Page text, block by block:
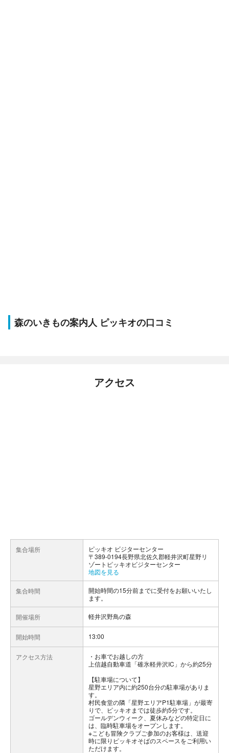
森のいきもの案内人 ピッキオの口コミ
アクセス
集合場所
ピッキオ ビジターセンター
〒389-0194長野県北佐久郡軽井沢町星野リ
ゾートピッキオビジターセンター
地図を見る
集合時間
開始時間の15分前までに受付をお願いいたし
ます。
開催場所 軽井沢野鳥の森
開始時間 13:00
アクセス方法
お車でお越しの方
上信越自動車道「碓氷軽井沢IC」から約25分
【駐車場について】
星野エリア内に約250台分の駐車場がありま
す。
村民食堂の隣「星野エリアP1駐車場」が最寄
りで、ピッキオまでは徒歩約5分です。
ゴールデンウィーク、夏休みなどの特定日に
は、臨時駐車場をオープンします。
※こども冒険クラブご参加のお客様は、送迎
時に限りピッキオそばのスペースをご利用い
ただけます。